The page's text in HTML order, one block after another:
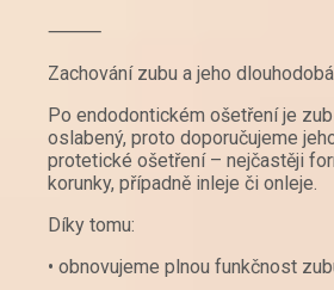
⸻
Zachování zubu a jeho
Po endodontickém ošetření je
oslabený, proto doporučujeme
protetické ošetření – nejčastěji
korunky, případně inleje či onleje.
Díky tomu:
• obnovujeme plnou funkčnost